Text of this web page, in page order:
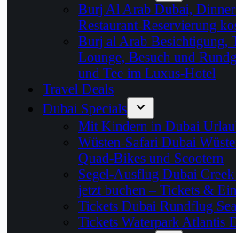
Burj Al Arab Dubai,
Restaurant-Reservierung
Burj al Arab Besichtigung,
Lounge, Besuch und
und Tee im Luxus-Hotel
Travel Deals
Dubai Specials
Mit Kindern in Dubai
Wüsten-Safari Dubai
Quad-Bikes und Scootern
Segel-Ausflug Dubai
jetzt buchen – Tickets &
Tickets Dubai Rundflug
Tickets Waterpark Atlantis